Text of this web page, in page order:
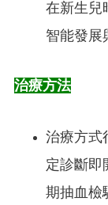
在新生兒
智能發展
治療方法
治療方式
定診斷即
期抽血檢